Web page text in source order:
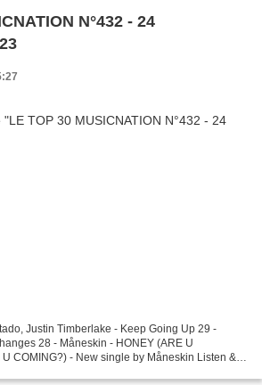
N°432 - 24
Justin Timberlake - Keep Going Up 29 -
(ARE U
COMING?) - New single by Måneskin Listen &